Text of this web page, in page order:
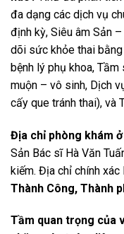
đa dạng các dịch vụ
định kỳ, Siêu âm Sản
dõi sức khỏe thai
bệnh lý phụ khoa,
muộn – vô sinh, Dịch
cấy que tránh thai), và
Địa chỉ phòng khám
Sản Bác sĩ Hà Văn
kiếm. Địa chỉ chính xác
Thành Công, Thành
Tầm quan trọng của